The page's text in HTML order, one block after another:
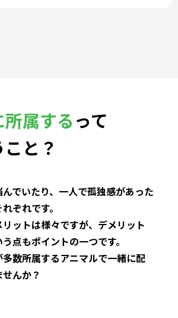
属するって
と？
でいたり、一人で孤独感があった
ぞれです。
ットは様々ですが、デメリット
点もポイントの一つです。
数所属するアニマルで一緒に配
んか？